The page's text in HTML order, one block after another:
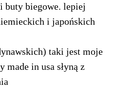
buty biegowe. lepiej
i japońskich
taki jest moje
made in usa słyną z